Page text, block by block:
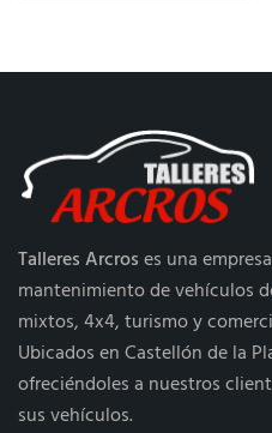
Talleres Arcroses una
mantenimiento de vehículos
mixtos, 4x4, turismo y
Ubicados en Castellón de la
ofreciéndoles a nuestros
sus vehículos.